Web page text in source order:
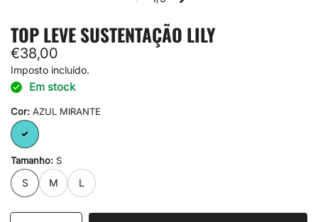
TOP LEVE SUSTENTAÇÃO LILY
Preço
normal
€38,00
Imposto incluído.
Em stock
Cor: AZUL MIRANTE
AZUL
MIRANTE
Tamanho: S
S M L